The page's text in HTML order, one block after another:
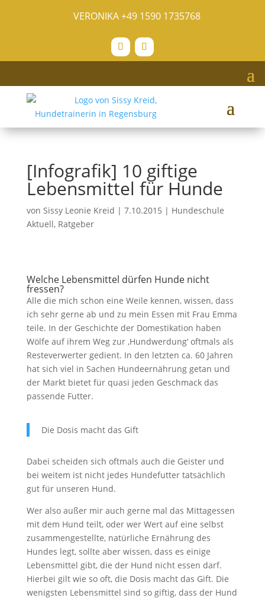
VERONIKA+49 1590 1735768
[Infografik] 10 giftige
Lebensmittel für Hunde
von Sissy Leonie Kreid | 7.10.2015 | Hundeschule
Aktuell, Ratgeber
Welche Lebensmittel dürfen Hunde nicht
fressen?
Alle die mich schon eine Weile kennen, wissen, dass
ich sehr gerne ab und zu mein Essen mit Frau Emma
teile. In der Geschichte der Domestikation haben
Wölfe auf ihrem Weg zur ‚Hundwerdung‘ oftmals als
Resteverwerter gedient. In den letzten ca. 60 Jahren
hat sich viel in Sachen Hundeernährung getan und
der Markt bietet für quasi jeden Geschmack das
passende Futter.
Die Dosis macht das Gift
Dabei scheiden sich oftmals auch die Geister und
bei weitem ist nicht jedes Hundefutter tatsächlich
gut für unseren Hund.
Wer also außer mir auch gerne mal das Mittagessen
mit dem Hund teilt, oder wer Wert auf eine selbst
zusammengestellte, natürliche Ernährung des
Hundes legt, sollte aber wissen, dass es einige
Lebensmittel gibt, die der Hund nicht essen darf.
Hierbei gilt wie so oft, die Dosis macht das Gift. Die
wenigsten Lebensmittel sind so giftig, dass der Hund